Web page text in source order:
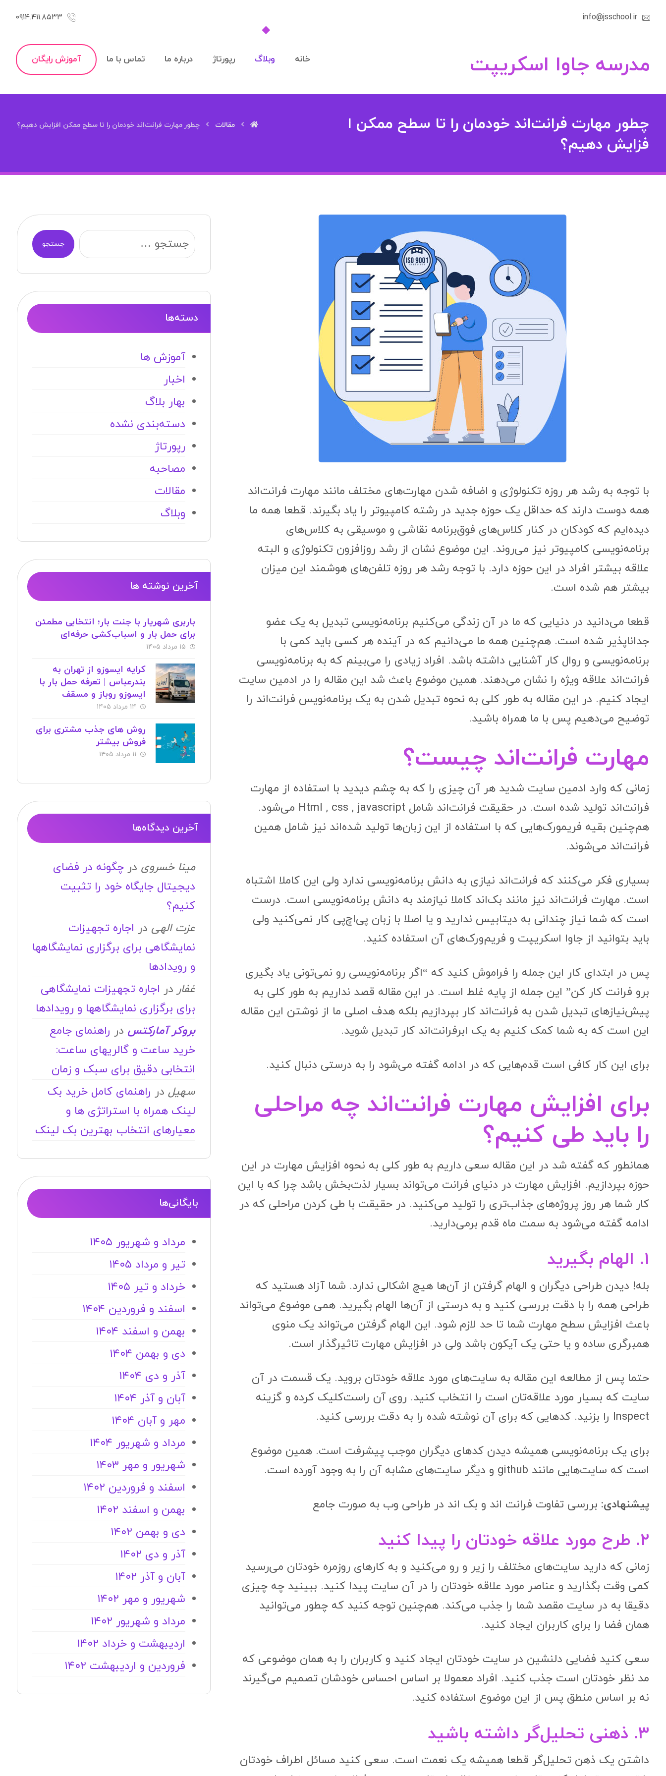
info@jsschool.ir ۰۹۱۴.۴۱۱.۸۵۳۳
مدرسه جاوا اسکریپت آموزش رایگان خانه وبلاگ رپورتاژ درباره ما تماس با ما
چطور مهارت فرانت‌اند خودمان را تا سطح ممکن ا
فزایش دهیم؟
مقالات چطور مهارت فرانت‌اند خودمان را تا سطح ممکن افزایش دهیم؟
با توجه به رشد هر روزه تکنولوژی و اضافه شدن مهارت‌های مختلف مانند مهارت فرانت‌اند
همه دوست دارند که حداقل یک حوزه جدید در رشته کامپیوتر را یاد بگیرند. قطعا همه ما
دیده‌ایم که کودکان در کنار کلاس‌های فوق‌برنامه نقاشی و موسیقی به کلاس‌های
برنامه‌نویسی کامپیوتر نیز می‌روند. این موضوع نشان از رشد روز‌افزون تکنولوژی و البته
علاقه بیشتر افراد در این حوزه دارد. با توجه رشد هر روزه تلفن‌های هوشمند این میزان
بیشتر هم شده است.
قطعا می‌دانید در دنیایی که ما در آن زندگی می‌کنیم برنامه‌نویسی تبدیل به یک عضو
جدا‌ناپذیر شده است. هم‌چنین همه ما می‌دانیم که در آینده هر کسی باید کمی با
برنامه‌نویسی و روال کار آشنایی داشته باشد. افراد زیادی را می‌بینم که به برنامه‌نویسی
فرانت‌اند علاقه ویژه را نشان می‌دهند. همین موضوع باعث شد این مقاله را در ادمین سایت
ایجاد کنیم. در این مقاله به طور کلی به نحوه تبدیل شدن به یک برنامه‌نویس فرانت‌اند را
توضیح می‌دهیم پس با ما همراه باشید.
مهارت فرانت‌اند چیست؟
زمانی که وارد ادمین سایت شدید هر آن چیزی را که به چشم دیدید با استفاده از مهارت
فرانت‌اند تولید شده است. در حقیقت فرانت‌اند شامل Html , css , javascript می‌شود.
هم‌چنین بقیه فریمورک‌هایی که با استفاده از این زبان‌ها تولید شده‌اند نیز شامل همین
فرانت‌اند می‌شوند.
بسیاری فکر می‌کنند که فرانت‌اند نیازی به دانش برنامه‌نویسی ندارد ولی این کاملا اشتباه
است. مهارت فرانت‌اند نیز مانند بک‌اند کاملا نیازمند به دانش برنامه‌نویسی است. درست
است که شما نیاز چندانی به دیتابیس ندارید و یا اصلا با زبان پی‌اچ‌پی کار نمی‌کنید ولی
باید بتوانید از جاوا اسکریپت و فریم‌ورک‌های آن استفاده کنید.
پس در ابتدای کار این جمله را فراموش کنید که “اگر برنامه‌نویسی رو نمی‌تونی یاد بگیری
برو فرانت کار کن” این جمله از پایه غلط است. در این مقاله قصد نداریم به طور کلی به
پیش‌نیازهای تبدیل شدن به فرانت‌اند کار بپردازیم بلکه هدف اصلی ما از نوشتن این مقاله
این است که به شما کمک کنیم به یک ابرفرانت‌اند کار تبدیل شوید.
برای این کار کافی است قدم‌هایی که در ادامه گفته می‌شود را به درستی دنبال کنید.
برای افزایش مهارت فرانت‌اند چه مراحلی
را باید طی کنیم؟
همانطور که گفته شد در این مقاله سعی داریم به طور کلی به نحوه افزایش مهارت در این
حوزه بپردازیم. افزایش مهارت در دنیای فرانت می‌تواند بسیار لذت‌بخش باشد چرا که با این
کار شما هر روز پروژه‌های جذاب‌تری را تولید می‌کنید. در حقیقت با طی کردن مراحلی که در
ادامه گفته می‌شود به سمت ماه قدم برمی‌دارید.
۱. الهام بگیرید
بله! دیدن طراحی دیگران و الهام گرفتن از آن‌ها هیچ اشکالی ندارد. شما آزاد هستید که
طراحی همه را با دقت بررسی کنید و به درستی از آن‌ها الهام بگیرید. همی موضوع می‌تواند
باعث افزایش سطح مهارت شما تا حد لازم شود. این الهام گرفتن می‌تواند یک منوی
همبرگری ساده و یا حتی یک آیکون باشد ولی در افزایش مهارت تاثیرگذار است.
حتما پس از مطالعه این مقاله به سایت‌های مورد علاقه‌ خودتان بروید. یک قسمت در آن
سایت که بسیار مورد علاقه‌تان است را انتخاب کنید. روی آن راست‌کلیک کرده و گزینه
Inspect را بزنید. کدهایی که برای آن نوشته شده را به دقت بررسی کنید.
برای یک برنامه‌نویسی همیشه دیدن کدهای دیگران موجب پیشرفت است. همین موضوع
است که سایت‌هایی مانند github و دیگر سایت‌های مشابه آن را به وجود آورده است.
پیشنهادی: بررسی تفاوت فرانت اند و بک اند در طراحی وب به صورت جامع
۲. طرح مورد علاقه خودتان را پیدا کنید
زمانی که دارید سایت‌های مختلف را زیر و رو می‌کنید و به کارهای روزمره خودتان می‌رسید
کمی وقت بگذارید و عناصر مورد علاقه خودتان را در آن سایت پیدا کنید. ببینید چه چیزی
دقیقا به در سایت مقصد شما را جذب می‌کند. هم‌چنین توجه کنید که چطور می‌توانید
همان فضا را برای کاربران ایجاد کنید.
سعی کنید فضایی دلنشین در سایت خودتان ایجاد کنید و کاربران را به همان موضوعی که
مد نظر خودتان است جذب کنید. افراد معمولا بر اساس احساس خودشان تصمیم می‌گیرند
نه بر اساس منطق پس از این موضوع استفاده کنید.
۳. ذهنی تحلیل‌گر داشته باشید
داشتن یک ذهن تحلیل‌گر قطعا همیشه یک نعمت است. سعی کنید مسائل اطراف خودتان
جستجو
دسته‌ها
آموزش ها
اخبار
بهار بلاگ
دسته‌بندی نشده
رپورتاژ
مصاحبه
مقالات
وبلاگ
آخرین نوشته ها
باربری شهریار با جنت بار؛ انتخابی مطمئن
برای حمل بار و اسباب‌کشی حرفه‌ای
۱۵ مرداد ۱۴۰۵
کرایه ایسوزو از تهران به
بندرعباس | تعرفه حمل بار با
ایسوزو روباز و مسقف
۱۴ مرداد ۱۴۰۵
روش های جذب مشتری برای
فروش بیشتر
۱۱ مرداد ۱۴۰۵
آخرین دیدگاه‌ها
مینا خسروی در چگونه در فضای
دیجیتال جایگاه خود را تثبیت
کنیم؟
عزت الهی در اجاره تجهیزات
نمایشگاهی برای برگزاری نمایشگاهها
و رویدادها
غفار در اجاره تجهیزات نمایشگاهی
برای برگزاری نمایشگاهها و رویدادها
بروکر آمارکتس در راهنمای جامع
خرید ساعت و گالریهای ساعت:
انتخابی دقیق برای سبک و زمان
سهیلدر راهنمای کامل خرید بک
لینک همراه با استراتژی ها و
معیارهای انتخاب بهترین بک لینک
بایگانی‌ها
مرداد و شهریور ۱۴۰۵
تیر و مرداد ۱۴۰۵
خرداد و تیر ۱۴۰۵
اسفند و فروردین ۱۴۰۴
بهمن و اسفند ۱۴۰۴
دی و بهمن ۱۴۰۴
آذر و دی ۱۴۰۴
آبان و آذر ۱۴۰۴
مهر و آبان ۱۴۰۴
مرداد و شهریور ۱۴۰۴
شهریور و مهر ۱۴۰۳
اسفند و فروردین ۱۴۰۲
بهمن و اسفند ۱۴۰۲
دی و بهمن ۱۴۰۲
آذر و دی ۱۴۰۲
آبان و آذر ۱۴۰۲
شهریور و مهر ۱۴۰۲
مرداد و شهریور ۱۴۰۲
اردیبهشت و خرداد ۱۴۰۲
فروردین و اردیبهشت ۱۴۰۲